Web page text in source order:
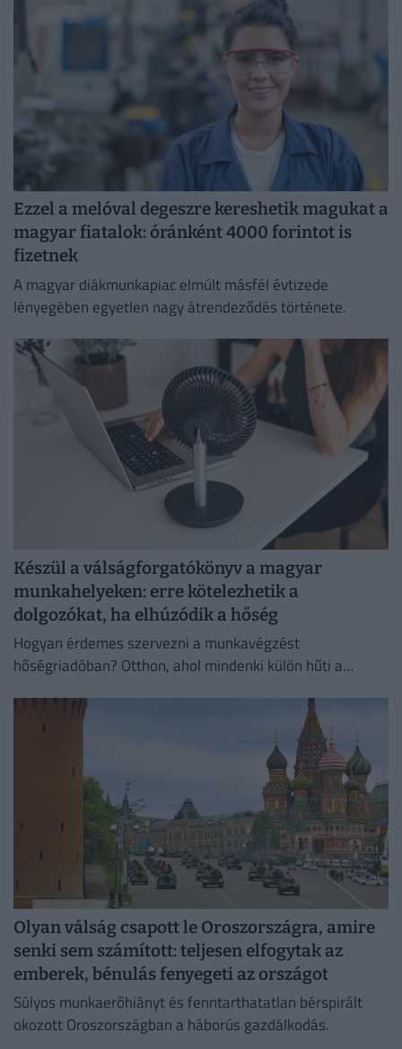
Ezzel a melóval degeszre kereshetik magukat a
magyar fiatalok: óránként 4000 forintot is
fizetnek
A magyar diákmunkapiac elmúlt másfél évtizede
lényegében egyetlen nagy átrendeződés története.
Készül a válságforgatókönyv a magyar
munkahelyeken: erre kötelezhetik a
dolgozókat, ha elhúzódik a hőség
Hogyan érdemes szervezni a munkavégzést
hőségriadóban? Otthon, ahol mindenki külön hűti a
irodaházban, ahol a hűtés központilag működik.
Olyan válság csapott le Oroszországra, amire
senki sem számított: teljesen elfogytak az
emberek, bénulás fenyegeti az országot
Súlyos munkaerőhiányt és fenntarthatatlan bérspirált
okozott Oroszországban a háborús gazdálkodás.